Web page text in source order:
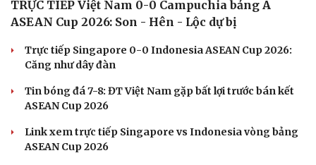
TRỰC TIẾP Việt Nam 0-0 Campuchia bảng A
ASEAN Cup 2026: Son - Hên - Lộc dự bị
Trực tiếp Singapore 0-0 Indonesia ASEAN Cup 2026:
Căng như dây đàn
Tin bóng đá 7-8: ĐT Việt Nam gặp bất lợi trước bán kết
ASEAN Cup 2026
Link xem trực tiếp Singapore vs Indonesia vòng bảng
ASEAN Cup 2026